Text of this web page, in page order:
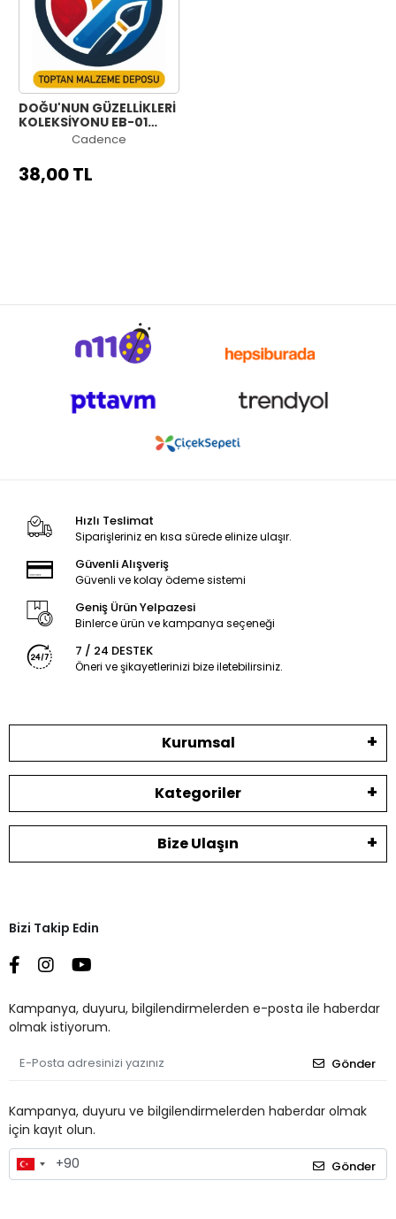
DOĞU'NUN GÜZELLİKLERİ
KOLEKSİYONU EB-01
30X42CMCadence
38,00 TL
Hızlı Teslimat
Siparişleriniz en kısa sürede elinize ulaşır.
Güvenli Alışveriş
Güvenli ve kolay ödeme sistemi
Geniş Ürün Yelpazesi
Binlerce ürün ve kampanya seçeneği
7 / 24 DESTEK
Öneri ve şikayetlerinizi bize iletebilirsiniz.
Kurumsal
Kategoriler
Bize Ulaşın
Bizi Takip Edin
Kampanya, duyuru, bilgilendirmelerden e-posta ile haberdar
olmak istiyorum.
Gönder
Kampanya, duyuru ve bilgilendirmelerden haberdar olmak
için kayıt olun.
Gönder